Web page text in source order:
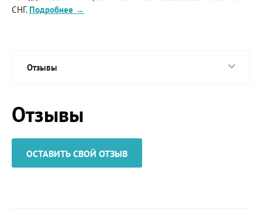
СНГ. Подробнее →
Отзывы
Отзывы
ОСТАВИТЬ СВОЙ ОТЗЫВ